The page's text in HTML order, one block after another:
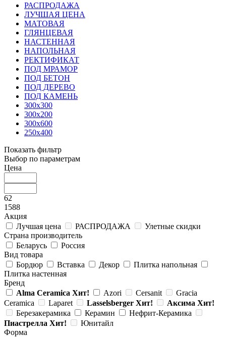
РАСПРОДАЖА
ЛУЧШАЯ ЦЕНА
МАТОВАЯ
ГЛЯНЦЕВАЯ
НАСТЕННАЯ
НАПОЛЬНАЯ
РЕКТИФИКАТ
ПОД МРАМОР
ПОД БЕТОН
ПОД ДЕРЕВО
ПОД КАМЕНЬ
300х300
300х200
300х600
250х400
Показать фильтр
Выбор по параметрам
Цена
62
1588
Акция
Лучшая цена
РАСПРОДАЖА
Улетные скидки
Страна производитель
Беларусь
Россия
Вид товара
Бордюр
Вставка Декор
Плитка напольная
Плитка настенная
Бренд
Alma Ceramica Хит! Azori Cersanit
Gracia
Ceramica
Laparet Lasselsberger Хит! Аксима Хит!
Березакерамика
Керамин
Нефрит-Керамика
Пиастрелла Хит!
Юнитайл
Форма